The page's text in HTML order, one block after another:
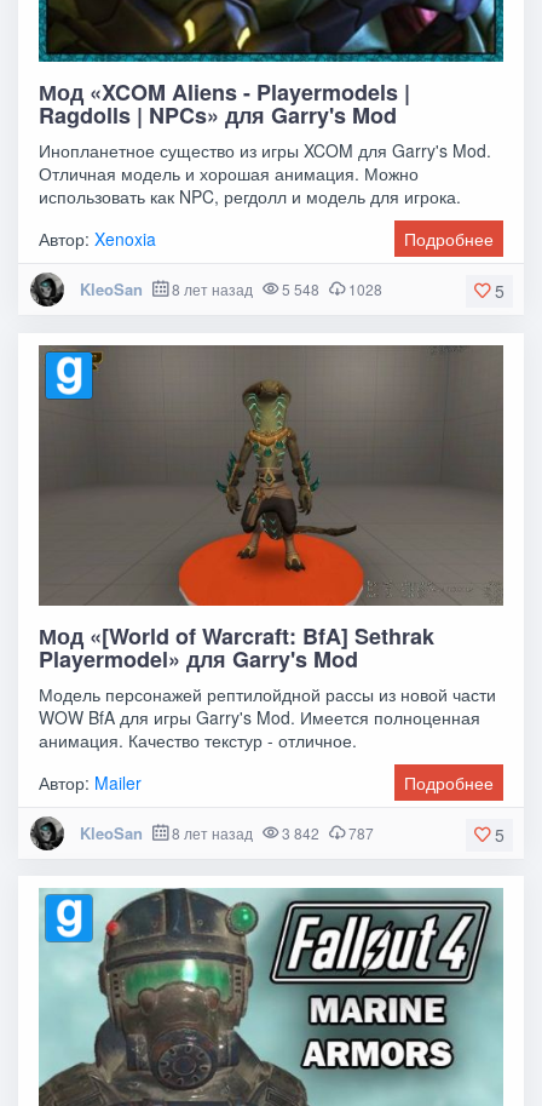
Мод «XCOM Aliens - Playermodels |
Ragdolls | NPCs» для Garry's Mod
Инопланетное существо из игры XCOM для Garry's Mod.
Отличная модель и хорошая анимация. Можно
использовать как NPC, регдолл и модель для игрока.
Автор:Xenoxia Подробнее
5
KleoSan 8 лет назад 5 548 1028
Мод «[World of Warcraft: BfA] Sethrak
Playermodel» для Garry's Mod
Модель персонажей рептилойдной рассы из новой части
WOW BfA для игры Garry's Mod. Имеется полноценная
анимация. Качество текстур - отличное.
Автор: Mailer Подробнее
5
KleoSan 8 лет назад 3 842 787